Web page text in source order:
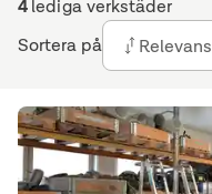
4lediga verkstäder
Sortera på
Relevans